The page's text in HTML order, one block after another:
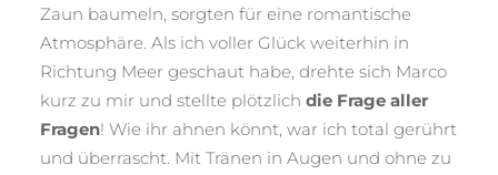
Zaun baumeln, sorgten für eine romantische
Atmosphäre. Als ich voller Glück weiterhin in
Richtung Meer geschaut habe, drehte sich Marco
kurz zu mir und stellte plötzlichdie Frage aller
Fragen! Wie ihr ahnen könnt, war ich total gerührt
und überrascht. Mit Tränen in Augen und ohne zu